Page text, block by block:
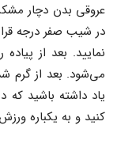
عروقی بدن دچار
در شیب صفر درجه
نمایید. بعد از
می‌شود. بعد از گرم
یاد داشته باشید که
کنید و به یکباره